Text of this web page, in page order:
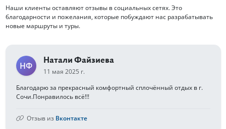
Наши клиенты оставляют отзывы в социальных сетях. Это
благодарности и пожелания, которые побуждают нас разрабатывать
новые маршруты и туры.
НФ
Натали Файзиева
11 мая 2025 г.
Благодарю за прекрасный комфортный сплочённый отдых в г.
Сочи.Понравилось всё!!!
Отзыв из Вконтакте